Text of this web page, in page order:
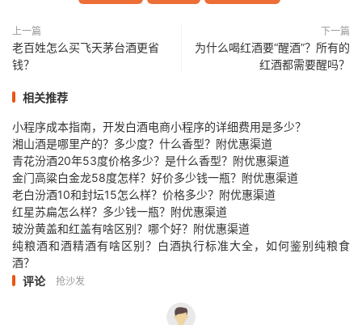
上一篇
老百姓怎么买飞天茅台酒更省
钱？
下一篇
为什么喝红酒要“醒酒”？所有的
红酒都需要醒吗？
相关推荐
小程序成本指南，开发白酒电商小程序的详细费用是多少？
湘山酒是哪里产的？多少度？什么香型？附优惠渠道
青花汾酒20年53度价格多少？是什么香型？附优惠渠道
金门高粱白金龙58度怎样？好价多少钱一瓶？附优惠渠道
老白汾酒10和封坛15怎么样？价格多少？附优惠渠道
红星苏扁怎么样？多少钱一瓶？附优惠渠道
玻汾黄盖和红盖有啥区别？哪个好？附优惠渠道
纯粮酒和酒精酒有啥区别？白酒执行标准大全，如何鉴别纯粮食
酒？
评论
抢沙发